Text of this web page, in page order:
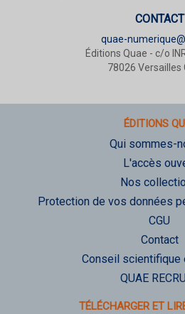
CONTACT
quae-
Éditions Quae - c/o
78026 Versailles
ÉDITIONS
Qui sommes-
L'accès
Nos
Protection de vos données
CGU
Contact
Conseil scientifique
QUAE
TÉLÉCHARGER ET